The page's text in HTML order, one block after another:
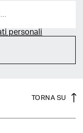
personali
TORNA SU